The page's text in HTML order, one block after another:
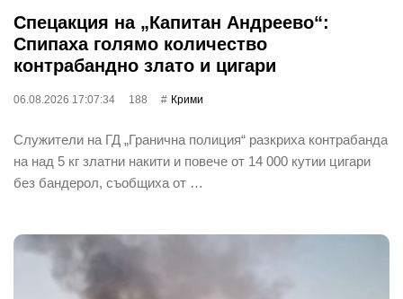
Спецакция на „Капитан Андреево“:
Спипаха голямо количество
контрабандно злато и цигари
06.08.2026 17:07:34 188 Крими
Служители на ГД „Гранична полиция“ разкриха контрабанда
на над 5 кг златни накити и повече от 14 000 кутии цигари
без бандерол, съобщиха от …